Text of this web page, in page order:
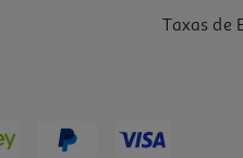
Taxas de